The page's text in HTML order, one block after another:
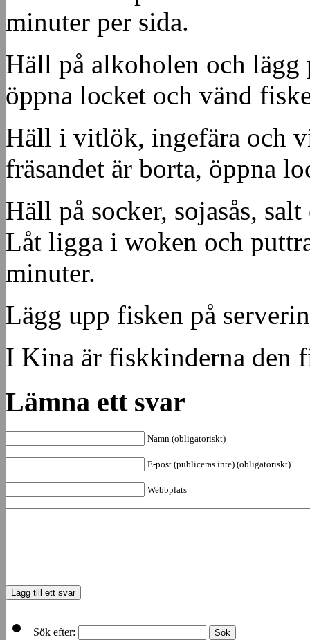
minuter per sida.
Häll på alkoholen och lägg
öppna locket och vänd
Häll i vitlök, ingefära och
fräsandet är borta, öppna
Häll på socker, sojasås,
Låt ligga i woken och
minuter.
Lägg upp fisken på
I Kina är fiskkinderna den
Lämna ett svar
Namn (obligatoriskt)
E-post (publiceras inte) (obligatoriskt)
Webbplats
Sök efter: